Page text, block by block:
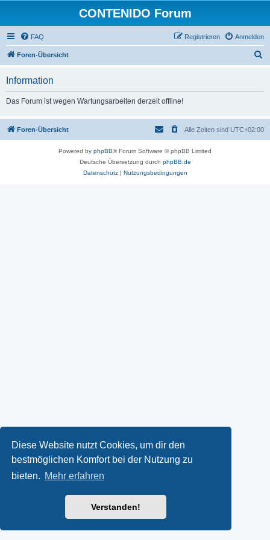
Diese Website nutzt Cookies, um dir den
bestmöglichen Komfort bei der Nutzung zu
bieten. Mehr erfahren
Verstanden!
CONTENIDO Forum
FAQ Anmelden
Registrieren
Foren-Übersicht
Information
Das Forum ist wegen Wartungsarbeiten derzeit offline!
Foren-Übersicht Alle Zeiten sind UTC+02:00
Powered by phpBB® Forum Software © phpBB Limited
Deutsche Übersetzung durch phpBB.de
Datenschutz| Nutzungsbedingungen